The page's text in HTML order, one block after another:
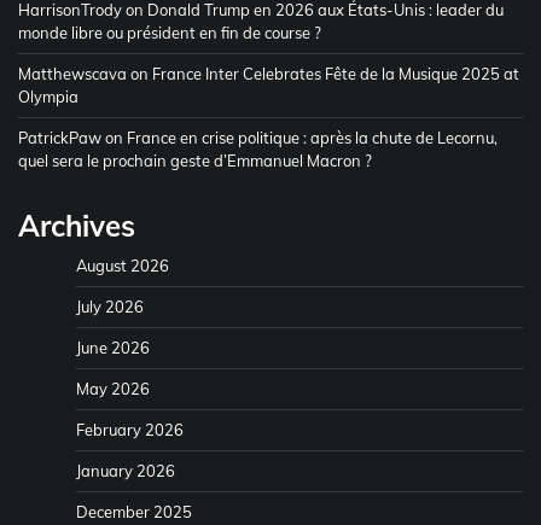
HarrisonTrodyon Donald Trump en 2026 aux États-Unis : leader du
monde libre ou président en fin de course ?
Matthewscava on France Inter Celebrates Fête de la Musique 2025 at
Olympia
PatrickPawon France en crise politique : après la chute de Lecornu,
quel sera le prochain geste d’Emmanuel Macron ?
Archives
August 2026
July 2026
June 2026
May 2026
February 2026
January 2026
December 2025